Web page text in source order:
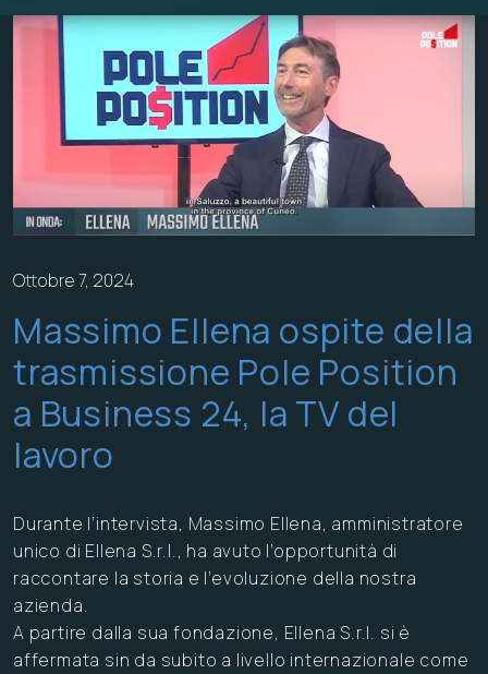
Ottobre 7, 2024
Massimo Ellena ospite della
trasmissione Pole Position
a Business 24, la TV del
lavoro
Durante l’intervista, Massimo Ellena, amministratore
unico di Ellena S.r.l., ha avuto l’opportunità di
raccontare la storia e l’evoluzione della nostra
azienda.
A partire dalla sua fondazione, Ellena S.r.l. si è
affermata sin da subito a livello internazionale come